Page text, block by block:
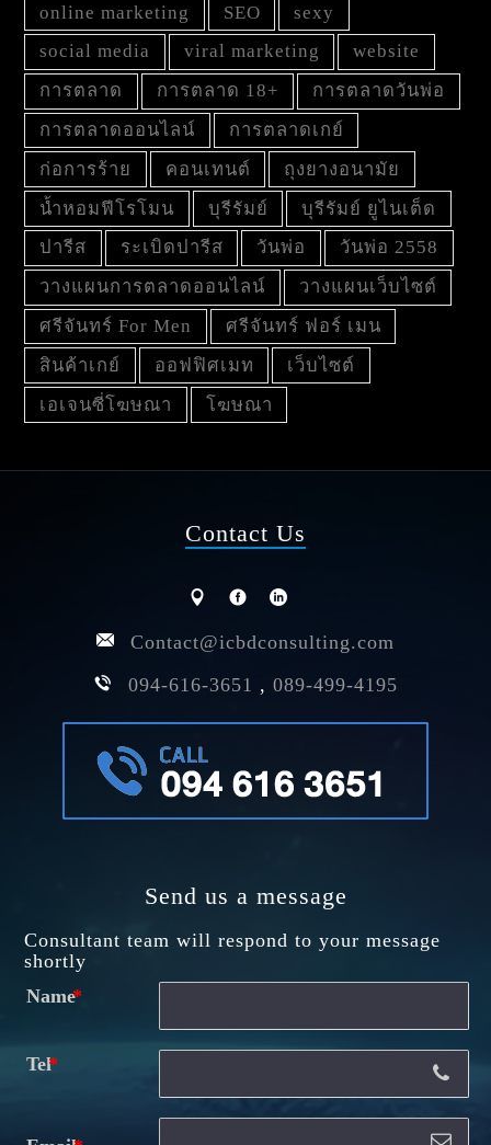
online marketing
SEO
sexy
social media
viral marketing
website
การตลาด
การตลาด 18+
การตลาดวันพ่อ
การตลาดออนไลน์
การตลาดเกย์
ก่อการร้าย
คอนเทนต์
ถุงยางอนามัย
น้ำหอมฟีโรโมน
บุรีรัมย์
บุรีรัมย์ ยูไนเต็ด
ปารีส
ระเบิดปารีส วันพ่อ
วันพ่อ 2558
วางแผนการตลาดออนไลน์
วางแผนเว็บไซต์
ศรีจันทร์ For Men
ศรีจันทร์ ฟอร์ เมน
สินค้าเกย์
ออฟฟิศเมท
เว็บไซต์
เอเจนซี่โฆษณา
โฆษณา
Contact Us
Contact@icbdconsulting.com
094-616-3651 , 089-499-4195
Send us a message
Consultant team will respond to your message
shortly
Name
Tel